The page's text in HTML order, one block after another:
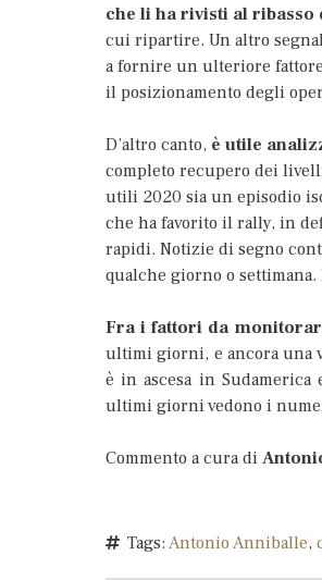
che li ha rivisti al ribasso
cui ripartire. Un altro
a fornire un ulteriore
il posizionamento degli
D’altro canto, è utile
completo recupero dei
utili 2020 sia un episodio
che ha favorito il rally, in
rapidi. Notizie di segno
qualche giorno o
Fra i fattori da
ultimi giorni, e ancora una
è in ascesa in
ultimi giorni vedono i
Commento a cura di
Tags: Antonio Anniballe,